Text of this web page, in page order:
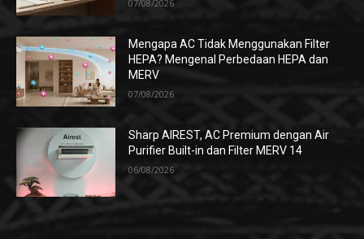
07/08/2026
Mengapa AC Tidak Menggunakan Filter
HEPA? Mengenal Perbedaan HEPA dan
MERV
07/08/2026
Sharp AIREST, AC Premium dengan Air
Purifier Built-in dan Filter MERV 14
06/08/2026